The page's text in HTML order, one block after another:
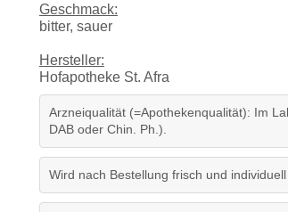
Geschmack:
bitter, sauer
Hersteller:
Hofapotheke St. Afra
Arzneiqualität (=Apothekenqualität): Im
DAB oder Chin. Ph.).
Wird nach Bestellung frisch und